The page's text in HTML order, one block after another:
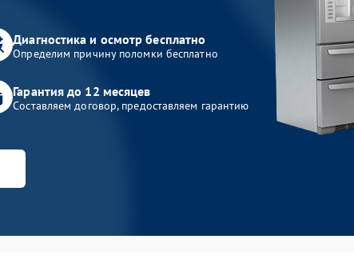
Диагностика и осмотр бесплатно
Определим причину поломки бесплатно
Гарантия до 12 месяцев
Составляем договор, предоставляем гарантию